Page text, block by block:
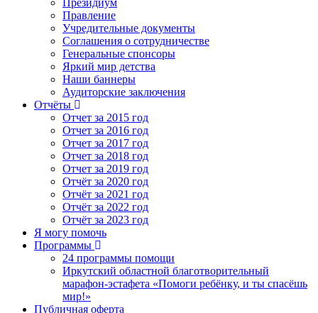
Правление
Учредительные документы
Соглашения о сотрудничестве
Генеральные спонсоры
Яркий мир детства
Наши баннеры
Аудиторские заключения
Отчёты
Отчет за 2015 год
Отчет за 2016 год
Отчет за 2017 год
Отчет за 2018 год
Отчет за 2019 год
Отчёт за 2020 год
Отчёт за 2021 год
Отчёт за 2022 год
Отчёт за 2023 год
Я могу помочь
Программы
24 программы помощи
Иркутский областной благотворительный
марафон-эстафета «Помоги ребёнку, и ты спасёшь
мир!»
Публичная оферта